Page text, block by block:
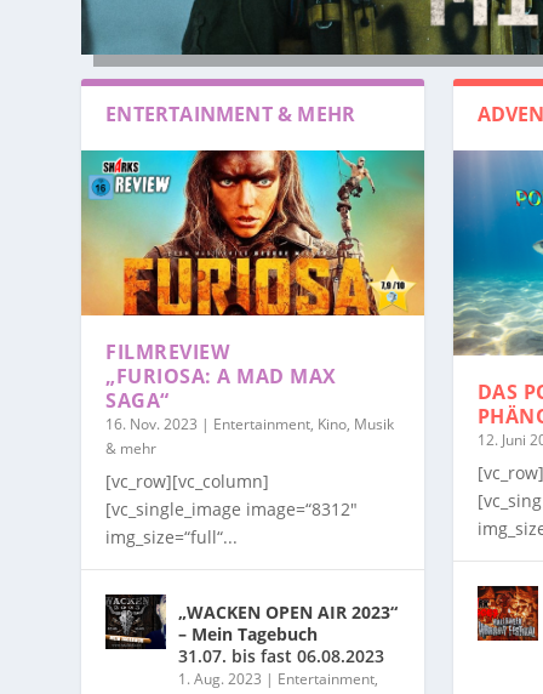
ENTERTAINMENT & MEHR
FILMREVIEW
„FURIOSA: A MAD MAX
SAGA“
16. Nov. 2023 | Entertainment, Kino, Musik
& mehr
[vc_row][vc_column]
[vc_single_image image=“8312″
img_size=“full“...
„WACKEN OPEN AIR 2023“
– Mein Tagebuch
31.07. bis fast 06.08.2023
1. Aug. 2023 | Entertainment,
DAS
12. Juni